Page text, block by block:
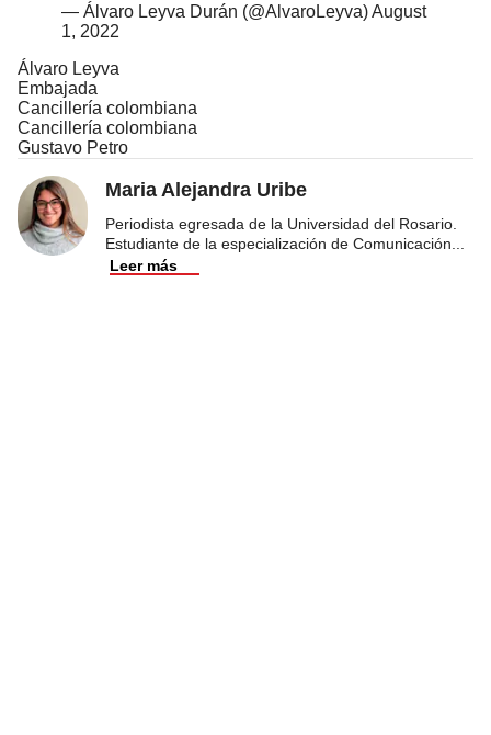
— Álvaro Leyva Durán (@AlvaroLeyva)August
1, 2022
Álvaro Leyva
Embajada
Cancillería colombiana
Cancillería colombiana
Gustavo Petro
Maria Alejandra Uribe
Periodista egresada de la Universidad del Rosario.
Estudiante de la especialización de Comunicación
Leer más